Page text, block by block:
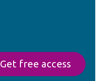
Get free access